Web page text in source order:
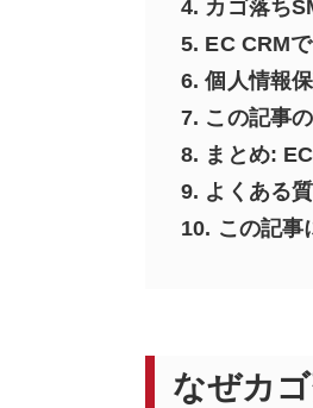
4. カゴ落ち
5. EC CRM
6. 個人情報
7. この記事
8. まとめ:
9. よくある
10. この記事
なぜカ